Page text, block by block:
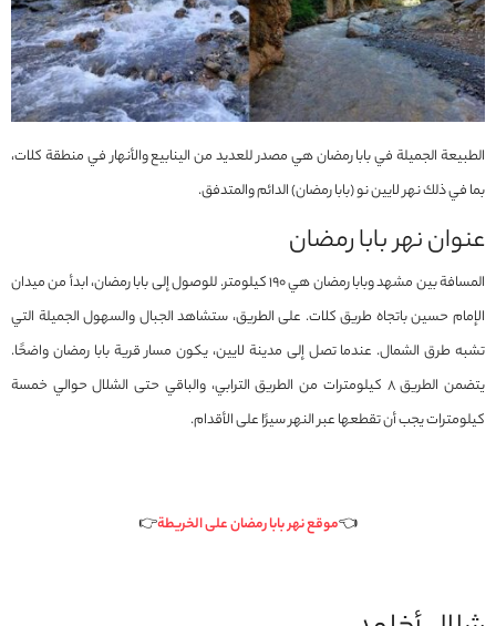
الطبيعة الجميلة في بابا رمضان هي مصدر للعديد من الينابيع والأنهار في منطقة كلات،
بما في ذلك نهر لایين نو (بابا رمضان) الدائم والمتدفق.
عنوان نهر بابا رمضان
المسافة بين مشهد وبابا رمضان هي 190 كيلومتر. للوصول إلى بابا رمضان، ابدأ من ميدان
الإمام حسين باتجاه طريق كلات. على الطريق، ستشاهد الجبال والسهول الجميلة التي
تشبه طرق الشمال. عندما تصل إلى مدينة لايین، يكون مسار قرية بابا رمضان واضحًا.
يتضمن الطريق 8 كيلومترات من الطريق الترابي، والباقي حتى الشلال حوالي خمسة
كيلومترات يجب أن تقطعها عبر النهر سيرًا على الأقدام.
👈موقع نهر بابا رمضان على الخريطة👉